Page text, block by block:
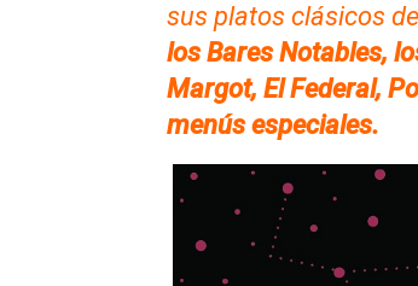
sus platos clásicos
los Bares Notables,
Margot, El Federal,
menús especiales.